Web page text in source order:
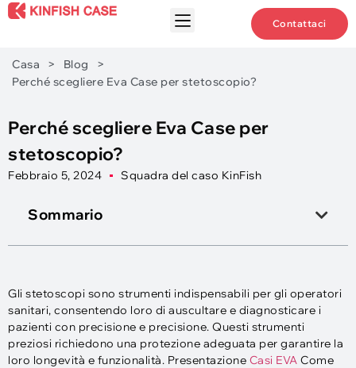
Contattaci
Casa > Blog
>
Perché scegliere Eva Case per stetoscopio?
Perché scegliere Eva Case per
stetoscopio?
Febbraio 5, 2024 Squadra del caso KinFish
Sommario
Gli stetoscopi sono strumenti indispensabili per gli operatori
sanitari, consentendo loro di auscultare e diagnosticare i
pazienti con precisione e precisione. Questi strumenti
preziosi richiedono una protezione adeguata per garantire la
loro longevità e funzionalità. Presentazione Casi EVA Come